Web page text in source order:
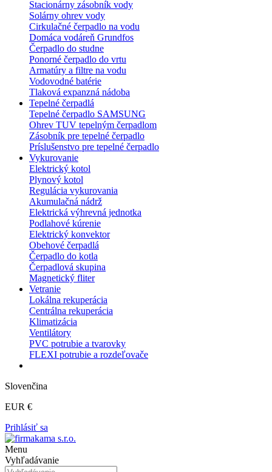
Stacionárny zásobník vody
Solárny ohrev vody
Cirkulačné čerpadlo na vodu
Domáca vodáreň Grundfos
Čerpadlo do studne
Ponorné čerpadlo do vrtu
Armatúry a filtre na vodu
Vodovodné batérie
Tlaková expanzná nádoba
Tepelné čerpadlá
Tepelné čerpadlo SAMSUNG
Ohrev TUV tepelným čerpadlom
Zásobník pre tepelné čerpadlo
Príslušenstvo pre tepelné čerpadlo
Vykurovanie
Elektrický kotol
Plynový kotol
Regulácia vykurovania
Akumulačná nádrž
Elektrická výhrevná jednotka
Podlahové kúrenie
Elektrický konvektor
Obehové čerpadlá
Čerpadlo do kotla
Čerpadlová skupina
Magnetický fliter
Vetranie
Lokálna rekuperácia
Centrálna rekuperácia
Klimatizácia
Ventilátory
PVC potrubie a tvarovky
FLEXI potrubie a rozdeľovače
Slovenčina
EUR €
Prihlásiť sa
Menu
Vyhľadávanie